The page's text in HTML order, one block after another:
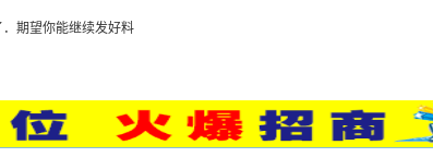
期望你能继续发好料